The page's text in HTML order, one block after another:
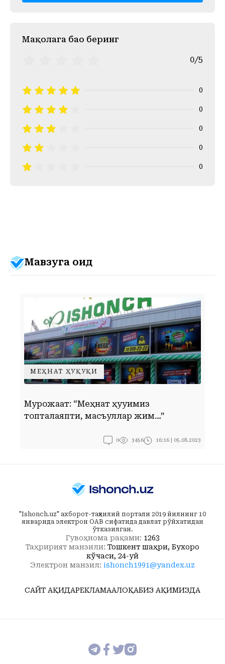
Mақолага баҳо беринг
0/5
0
0
0
0
0
Мавзуга оид
МЕҲНАТ ҲУҚУҚИ
Мурожаат: “Меҳнат ҳуқуқимиз
топталаяпти, масъуллар жим…”
0 3456 16:16 | 05.08.2023
"Ishonch.uz" ахборот-таҳлилий портали 2019 йилнинг 10
январида электрон ОАВ сифатида давлат рўйхатидан
ўтказилган.
Гувоҳнома рақами: 1263
Таҳририят манзили: Тошкент шаҳри, Бухоро
кўчаси, 24-уй
Электрон манзил: ishonch1991@yandex.uz
САЙТ ҲАҚИДАРЕКЛАМААЛОҚАБИЗ ҲАҚИМИЗДА